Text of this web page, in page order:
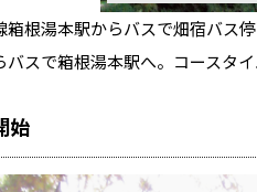
箱根湯本駅からバスで畑宿バス
スで箱根湯本駅へ。コースタイ
始